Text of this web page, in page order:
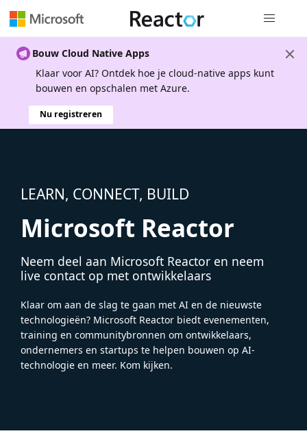
Bouw Cloud Native Apps
Klaar voor AI? Ontdek hoe je cloud-native apps kunt
bouwen en opschalen met Azure.
Nu registreren
LEARN, CONNECT, BUILD
Microsoft Reactor
Neem deel aan Microsoft Reactor en neem
live contact op met ontwikkelaars
Klaar om aan de slag te gaan met AI en de nieuwste
technologieën? Microsoft Reactor biedt evenementen,
training en communitybronnen om ontwikkelaars,
ondernemers en startups te helpen bouwen op AI-
technologie en meer. Kom kijken.